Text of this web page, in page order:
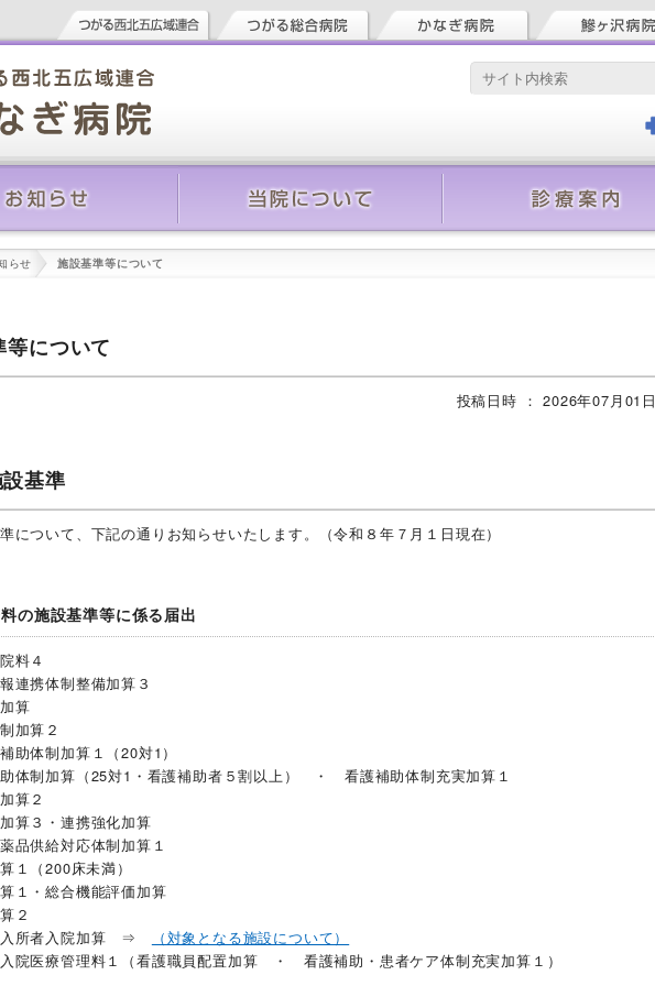
らせ 施設基準等について
等について
投稿日時 ：2026年07月01日
基準
について、下記の通りお知らせいたします。（令和８年７月１日現在）
の施設基準等に係る届出
料４
連携体制整備加算３
算
加算２
助体制加算１（20対1）
体制加算（25対1・看護補助者５割以上） ・ 看護補助体制充実加算１
算２
算３・連携強化加算
品供給対応体制加算１
１（200床未満）
１・総合機能評価加算
２
入所者入院加算 ⇒
（対象となる施設について）
院医療管理料１（看護職員配置加算 ・ 看護補助・患者ケア体制充実加算１）